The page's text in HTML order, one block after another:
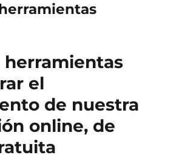
herramientas
el
de nuestra
online, de